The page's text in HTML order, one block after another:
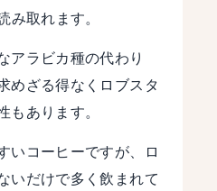
み取れます。
アラビカ種の代わり
めざる得なくロブスタ
もあります。
いコーヒーですが、ロ
いだけで多く飲まれて